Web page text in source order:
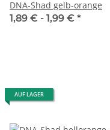
DNA-Shad gelb-orange
1,89 € - 1,99 € *
AUF LAGER